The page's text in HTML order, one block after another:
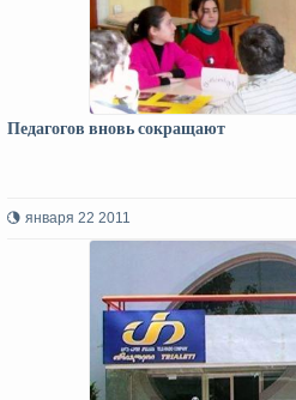
Педагогов вновь сокращают
января 22 2011